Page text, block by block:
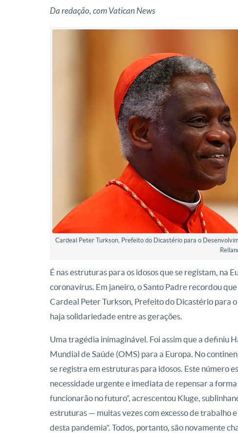
Da redação, com Vatican News
Cardeal Peter Turkson, Prefeito do Dicastério para o
É nas estruturas para os idosos que se registam, na
coronavírus. Em janeiro, o Santo Padre recordou
Cardeal Peter Turkson, Prefeito do Dicastério para
haja solidariedade entre as gerações.
Uma tragédia inimaginável. Foi assim que a definiu
Mundial de Saúde (OMS) para a Europa. No
se registra em estruturas para idosos. Este número
necessidade urgente e imediata de repensar a
funcionarão no futuro”, acrescentou Kluge,
estruturas — muitas vezes com excesso de trabalho
desta pandemia”. Todos, portanto, são novamente